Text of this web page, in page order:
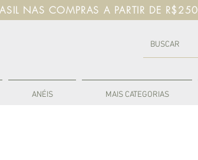
NAS COMPRAS A PARTIR DE R$250
ANÉIS MAIS CATEGORIAS